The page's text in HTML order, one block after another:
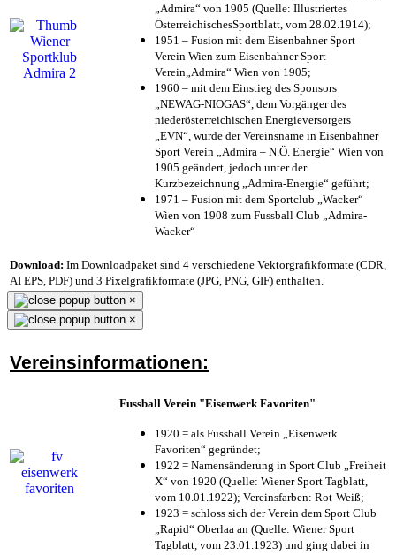
„Admira“ von 1905 (Quelle: Illustriertes
ÖsterreichischesSportblatt, vom 28.02.1914);
1951 – Fusion mit dem Eisenbahner Sport
Verein Wien zum Eisenbahner Sport
Verein„Admira“ Wien von 1905;
1960 – mit dem Einstieg des Sponsors
„NEWAG-NIOGAS“, dem Vorgänger des
niederösterreichischen Energieversorgers
„EVN“, wurde der Vereinsname in Eisenbahner
Sport Verein „Admira – N.Ö. Energie“ Wien von
1905 geändert, jedoch unter der
Kurzbezeichnung „Admira-Energie“ geführt;
1971 – Fusion mit dem Sportclub „Wacker“
Wien von 1908 zum Fussball Club „Admira-
Wacker“
Download: Im Downloadpaket sind 4 verschiedene Vektorgrafikformate (CDR,
AI EPS, PDF) und 3 Pixelgrafikformate (JPG, PNG, GIF) enthalten.
×
×
Vereinsinformationen:
Fussball Verein "Eisenwerk Favoriten"
1920 = als Fussball Verein „Eisenwerk
Favoriten“ gegründet;
1922 = Namensänderung in Sport Club „Freiheit
X“ von 1920 (Quelle: Wiener Sport Tagblatt,
vom 10.01.1922); Vereinsfarben: Rot-Weiß;
1923 = schloss sich der Verein dem Sport Club
„Rapid“ Oberlaa an (Quelle: Wiener Sport
Tagblatt, vom 23.01.1923) und ging dabei in